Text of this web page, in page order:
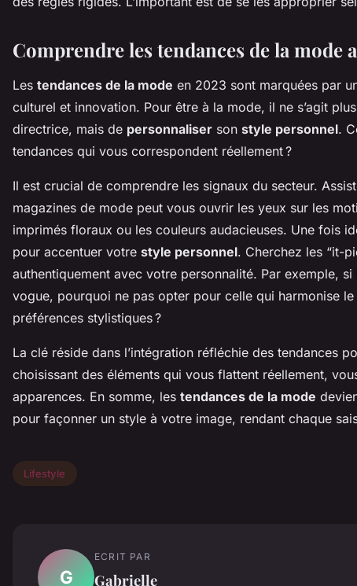
Comprendre les tendances de la mode
Les tendances de la mode en 2023 sont marquées par
culturel et innovation. Pour être à la mode, il ne s’agit
directrice, mais de personnaliser son style personnel.
tendances qui vous correspondent réellement ?
Il est crucial de comprendre les signaux du secteur.
magazines de mode peut vous ouvrir les yeux sur les
imprimés floraux ou les couleurs audacieuses. Une fois
pour accentuer votre style personnel. Cherchez les “it-
authentiquement avec votre personnalité. Par exemple,
vogue, pourquoi ne pas opter pour celle qui harmonise
préférences stylistiques ?
La clé réside dans l’intégration réfléchie des tendances
choisissant des éléments qui vous flattent réellement,
apparences. En somme, les tendances de la mode
pour façonner un style à votre image, rendant chaque
Lifestyle
G
ECRIT PAR
Gabrielle